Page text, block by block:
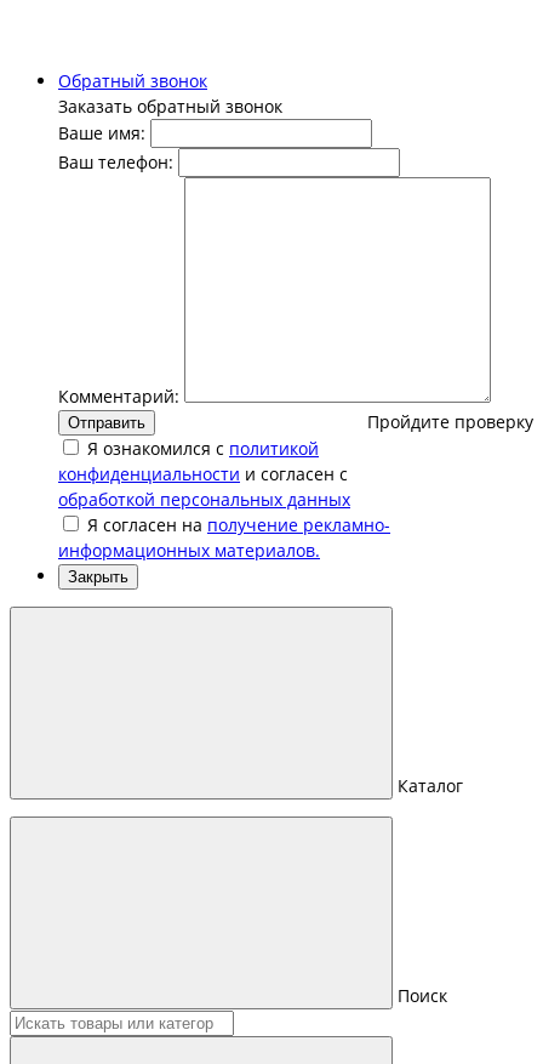
Обратный звонок
Заказать обратный звонок
Ваше имя:
Ваш телефон:
Комментарий:
Пройдите проверку
Отправить
Я ознакомился с политикой
конфиденциальности и согласен с
обработкой персональных данных
Я согласен на получение рекламно-
информационных материалов.
Закрыть
Каталог
Поиск